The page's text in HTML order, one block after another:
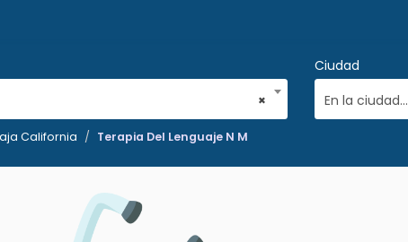
×
Ciudad
En la ciudad...
California Terapia Del Lenguaje N M